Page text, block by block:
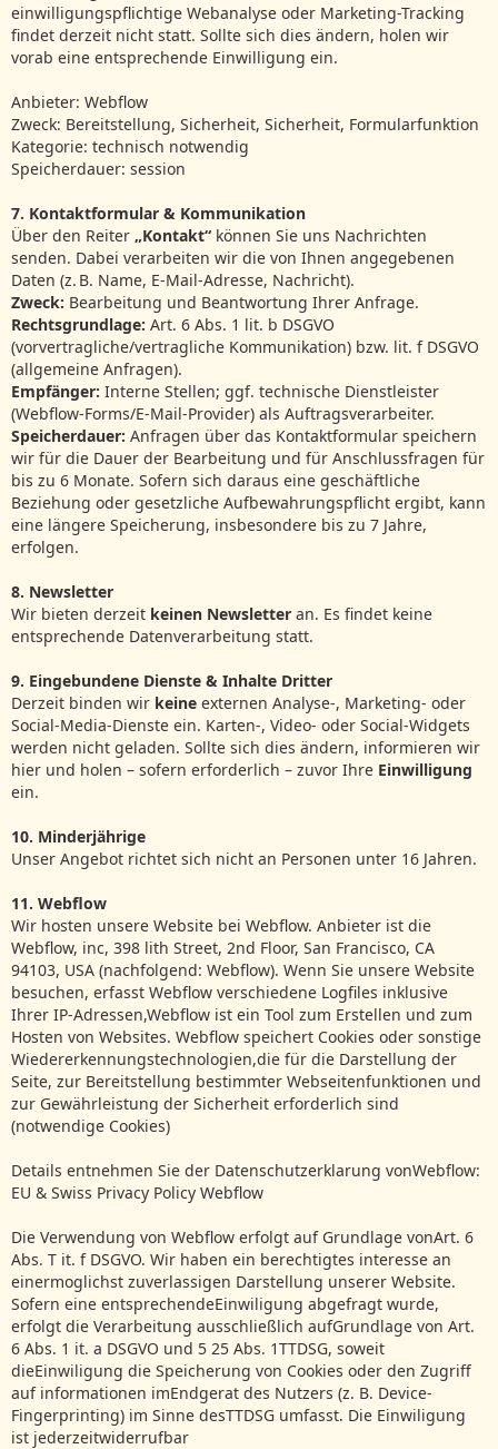
einwilligungspflichtige Webanalyse oder Marketing-Tracking
findet derzeit nicht statt. Sollte sich dies ändern, holen wir
vorab eine entsprechende Einwilligung ein.
Anbieter: Webflow
Zweck: Bereitstellung, Sicherheit, Sicherheit, Formularfunktion
Kategorie: technisch notwendig
Speicherdauer: session
7. Kontaktformular & Kommunikation
Über den Reiter „Kontakt“ können Sie uns Nachrichten
senden. Dabei verarbeiten wir die von Ihnen angegebenen
Daten (z. B. Name, E‑Mail‑Adresse, Nachricht).
Zweck: Bearbeitung und Beantwortung Ihrer Anfrage.
Rechtsgrundlage: Art. 6 Abs. 1 lit. b DSGVO
(vorvertragliche/vertragliche Kommunikation) bzw. lit. f DSGVO
(allgemeine Anfragen).
Empfänger: Interne Stellen; ggf. technische Dienstleister
(Webflow‑Forms/E‑Mail‑Provider) als Auftragsverarbeiter.
Speicherdauer: Anfragen über das Kontaktformular speichern
wir für die Dauer der Bearbeitung und für Anschlussfragen für
bis zu 6 Monate. Sofern sich daraus eine geschäftliche
Beziehung oder gesetzliche Aufbewahrungspflicht ergibt, kann
eine längere Speicherung, insbesondere bis zu 7 Jahre,
erfolgen.
8. Newsletter
Wir bieten derzeit keinen Newsletter an. Es findet keine
entsprechende Datenverarbeitung statt.
9. Eingebundene Dienste & Inhalte Dritter
Derzeit binden wir keine externen Analyse‑, Marketing‑ oder
Social‑Media‑Dienste ein. Karten‑, Video‑ oder Social‑Widgets
werden nicht geladen. Sollte sich dies ändern, informieren wir
hier und holen – sofern erforderlich – zuvor Ihre Einwilligung
ein.
10. Minderjährige
Unser Angebot richtet sich nicht an Personen unter 16 Jahren.
11. Webflow
Wir hosten unsere Website bei Webflow. Anbieter ist die
Webflow, inc, 398 lith Street, 2nd Floor, San Francisco, CA
94103, USA (nachfolgend: Webflow). Wenn Sie unsere Website
besuchen, erfasst Webflow verschiedene Logfiles inklusive
Ihrer IP-Adressen,Webflow ist ein Tool zum Erstellen und zum
Hosten von Websites. Webflow speichert Cookies oder sonstige
Wiedererkennungstechnologien,die für die Darstellung der
Seite, zur Bereitstellung bestimmter Webseitenfunktionen und
zur Gewährleistung der Sicherheit erforderlich sind
(notwendige Cookies)
Details entnehmen Sie der Datenschutzerklarung vonWebflow:
EU & Swiss Privacy Policy Webflow
Die Verwendung von Webflow erfolgt auf Grundlage vonArt. 6
Abs. T it. f DSGVO. Wir haben ein berechtigtes interesse an
einermoglichst zuverlassigen Darstellung unserer Website.
Sofern eine entsprechendeEinwiligung abgefragt wurde,
erfolgt die Verarbeitung ausschließlich aufGrundlage von Art.
6 Abs. 1 it. a DSGVO und 5 25 Abs. 1TTDSG, soweit
dieEinwiligung die Speicherung von Cookies oder den Zugriff
auf informationen imEndgerat des Nutzers (z. B. Device-
Fingerprinting) im Sinne desTTDSG umfasst. Die Einwiligung
ist jederzeitwiderrufbar